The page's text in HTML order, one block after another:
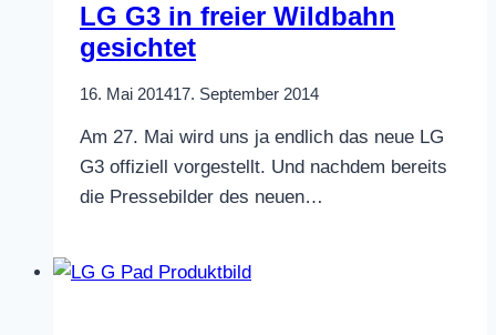
LG G3 in freier Wildbahn
gesichtet
16. Mai 201417. September 2014
Am 27. Mai wird uns ja endlich das neue LG
G3 offiziell vorgestellt. Und nachdem bereits
die Pressebilder des neuen…